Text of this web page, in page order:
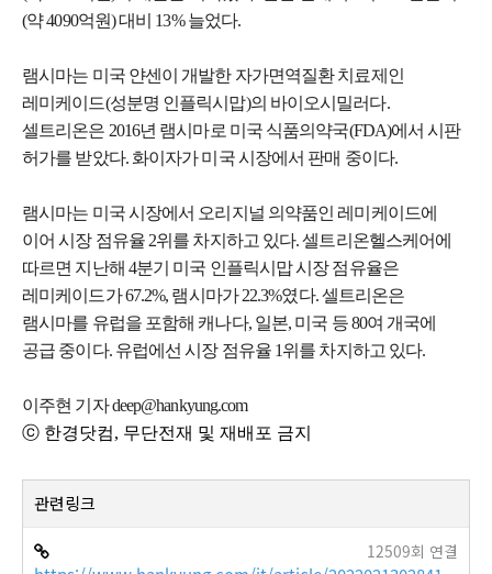
(약 4090억원) 대비 13% 늘었다.
램시마는 미국 얀센이 개발한 자가면역질환 치료제인
레미케이드(성분명 인플릭시맙)의 바이오시밀러다.
셀트리온은 2016년 램시마로 미국 식품의약국(FDA)에서 시판
허가를 받았다. 화이자가 미국 시장에서 판매 중이다.
램시마는 미국 시장에서 오리지널 의약품인 레미케이드에
이어 시장 점유율 2위를 차지하고 있다. 셀트리온헬스케어에
따르면 지난해 4분기 미국 인플릭시맙 시장 점유율은
레미케이드가 67.2%, 램시마가 22.3%였다. 셀트리온은
램시마를 유럽을 포함해 캐나다, 일본, 미국 등 80여 개국에
공급 중이다. 유럽에선 시장 점유율 1위를 차지하고 있다.
이주현 기자 deep@hankyung.com
ⓒ 한경닷컴, 무단전재 및 재배포 금지
관련링크
12509회 연결